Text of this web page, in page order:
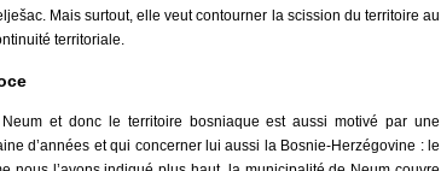
Mais surtout, elle veut contourner la scission du territoire au
territoriale.
et donc le territoire bosniaque est aussi motivé par une
d’années et qui concerner lui aussi la Bosnie-Herzégovine : le